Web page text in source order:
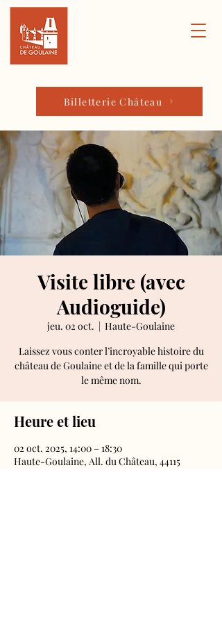
Billetterie Château
Visite libre (avec
Audioguide)
jeu. 02 oct.
  |
Haute-Goulaine
Laissez vous conter l’incroyable histoire du
château de Goulaine et de la famille qui porte
le même nom.
Heure et lieu
02 oct. 2025, 14:00 – 18:30
Haute-Goulaine, All. du Château, 44115